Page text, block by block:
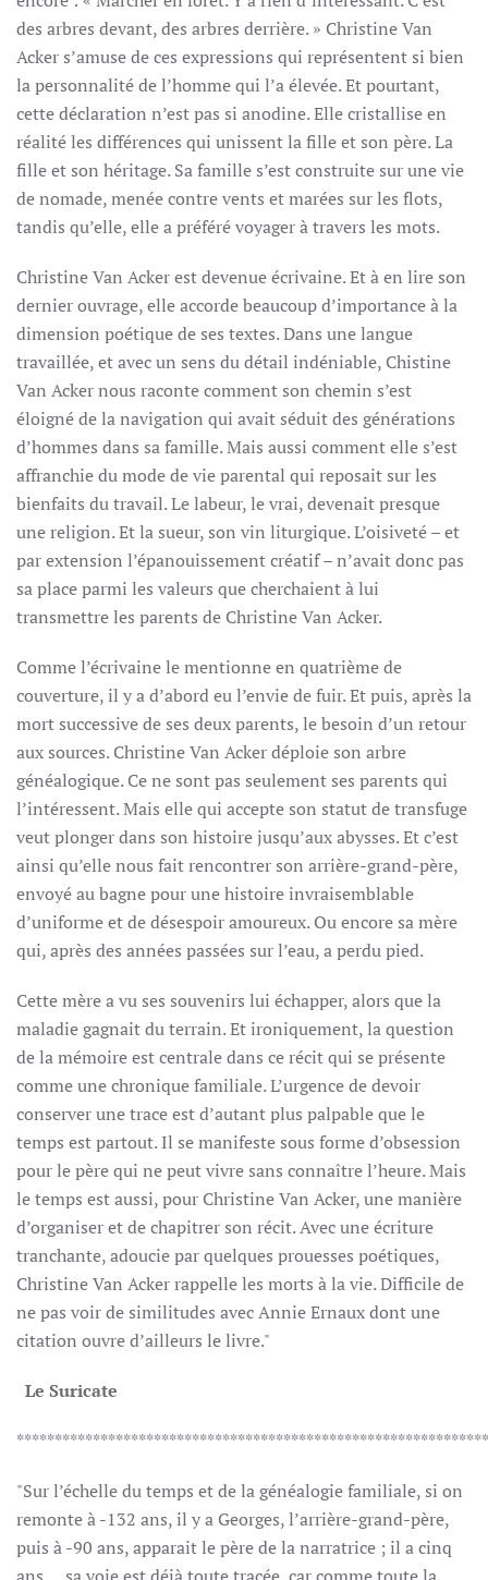
des arbres devant, des arbres derrière. » Christine Van
Acker s’amuse de ces expressions qui représentent si bien
la personnalité de l’homme qui l’a élevée. Et pourtant,
cette déclaration n’est pas si anodine. Elle cristallise en
réalité les différences qui unissent la fille et son père. La
fille et son héritage. Sa famille s’est construite sur une vie
de nomade, menée contre vents et marées sur les flots,
tandis qu’elle, elle a préféré voyager à travers les mots.
Christine Van Acker est devenue écrivaine. Et à en lire son
dernier ouvrage, elle accorde beaucoup d’importance à la
dimension poétique de ses textes. Dans une langue
travaillée, et avec un sens du détail indéniable, Chistine
Van Acker nous raconte comment son chemin s’est
éloigné de la navigation qui avait séduit des générations
d’hommes dans sa famille. Mais aussi comment elle s’est
affranchie du mode de vie parental qui reposait sur les
bienfaits du travail. Le labeur, le vrai, devenait presque
une religion. Et la sueur, son vin liturgique. L’oisiveté – et
par extension l’épanouissement créatif – n’avait donc pas
sa place parmi les valeurs que cherchaient à lui
transmettre les parents de Christine Van Acker.
Comme l’écrivaine le mentionne en quatrième de
couverture, il y a d’abord eu l’envie de fuir. Et puis, après la
mort successive de ses deux parents, le besoin d’un retour
aux sources. Christine Van Acker déploie son arbre
généalogique. Ce ne sont pas seulement ses parents qui
l’intéressent. Mais elle qui accepte son statut de transfuge
veut plonger dans son histoire jusqu’aux abysses. Et c’est
ainsi qu’elle nous fait rencontrer son arrière-grand-père,
envoyé au bagne pour une histoire invraisemblable
d’uniforme et de désespoir amoureux. Ou encore sa mère
qui, après des années passées sur l’eau, a perdu pied.
Cette mère a vu ses souvenirs lui échapper, alors que la
maladie gagnait du terrain. Et ironiquement, la question
de la mémoire est centrale dans ce récit qui se présente
comme une chronique familiale. L’urgence de devoir
conserver une trace est d’autant plus palpable que le
temps est partout. Il se manifeste sous forme d’obsession
pour le père qui ne peut vivre sans connaître l’heure. Mais
le temps est aussi, pour Christine Van Acker, une manière
d’organiser et de chapitrer son récit. Avec une écriture
tranchante, adoucie par quelques prouesses poétiques,
Christine Van Acker rappelle les morts à la vie. Difficile de
ne pas voir de similitudes avec Annie Ernaux dont une
citation ouvre d’ailleurs le livre."
Le Suricate
"Sur l’échelle du temps et de la généalogie familiale, si on
remonte à -132 ans, il y a Georges, l’arrière-grand-père,
puis à -90 ans, apparait le père de la narratrice ; il a cinq